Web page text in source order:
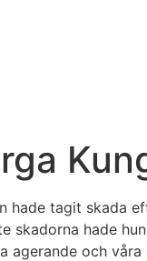
hade tagit skada
skadorna hade
och våra